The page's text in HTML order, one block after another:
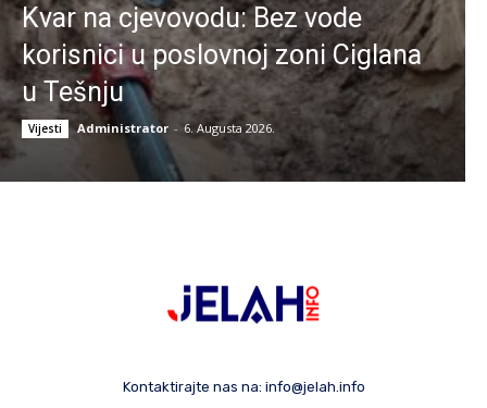
Kvar na cjevovodu: Bez vode
korisnici u poslovnoj zoni Ciglana
u Tešnju
Vijesti Administrator - 6. Augusta 2026.
Kontaktirajte nas na: info@jelah.info